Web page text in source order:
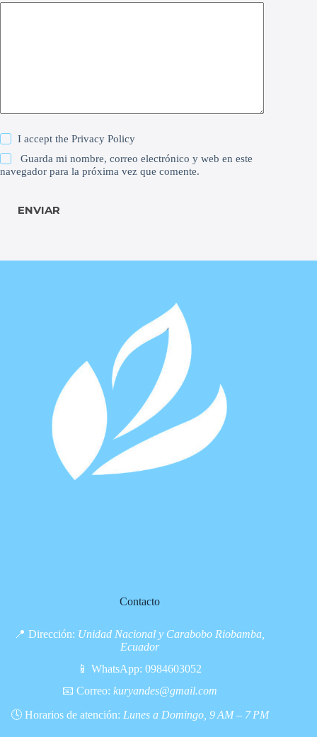
I accept thePrivacy Policy
Guarda mi nombre, correo electrónico y web en este
navegador para la próxima vez que comente.
ENVIAR
Contacto
📍 Dirección: Unidad Nacional y Carabobo Riobamba,
Ecuador
📱 WhatsApp:0984603052
📧 Correo: kuryandes@gmail.com
🕓 Horarios de atención: Lunes a Domingo, 9 AM – 7 PM